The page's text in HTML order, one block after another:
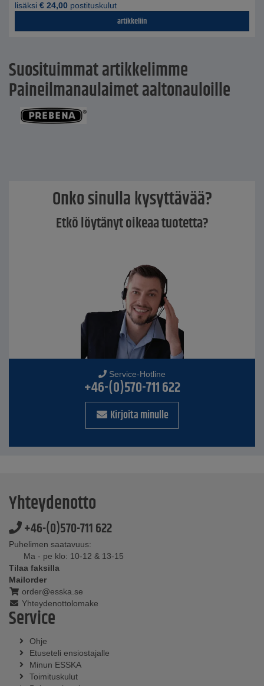
lisäksi € 24,00 postituskulut
artikkeliin
Suosituimmat artikkelimme
Paineilmanaulaimet aaltonauloille
Onko sinulla kysyttävää?
Etkö löytänyt oikeaa tuotetta?
Service-Hotline
+46-(0)570-711 622
Kirjoita minulle
Yhteydenotto
+46-(0)570-711 622
Puhelimen saatavuus:
Ma - pe klo: 10-12 & 13-15
Tilaa faksilla
Mailorder
order@esska.se
Yhteydenottolomake
Service
Ohje
Etuseteli ensiostajalle
Minun ESSKA
Toimituskulut